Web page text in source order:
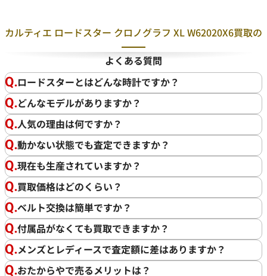
カルティエ ロードスター クロノグラフ XL W62020X6買取の
よくある質問
ロードスターとはどんな時計ですか？
どんなモデルがありますか？
人気の理由は何ですか？
動かない状態でも査定できますか？
現在も生産されていますか？
買取価格はどのくらい？
ベルト交換は簡単ですか？
付属品がなくても買取できますか？
メンズとレディースで査定額に差はありますか？
おたからやで売るメリットは？